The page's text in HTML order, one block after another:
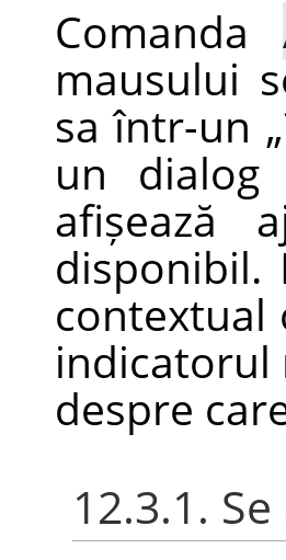
Comanda
mausului
sa într-un „
un
afișează
disponibil.
indicatorul
despre
12.3.1.